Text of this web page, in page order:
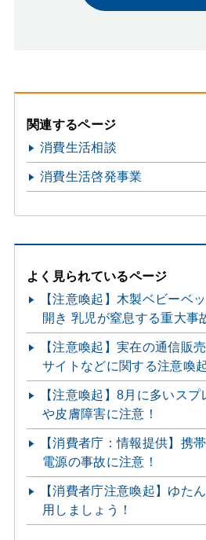
関連するページ
消費生活相談
消費生活啓発事業
よく見られているページ
【注意喚起】木製ベビーベ
開き 乳児が窒息する重大事
【注意喚起】実在の通信販
サイトなどに関する注意喚
【注意喚起】8月に多いス
や皮膚障害に注意！
【消費者庁：情報提供】携
電源の事故に注意！
【消費者庁注意喚起】ゆた
用しましょう！